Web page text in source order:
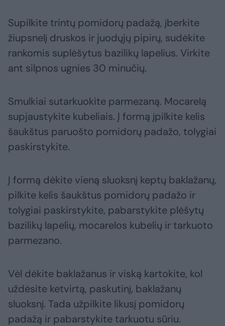
Supilkite trintų pomidorų padažą, įberkite
žiupsnelį druskos ir juodųjų pipirų, sudėkite
rankomis suplėšytus bazilikų lapelius. Virkite
ant silpnos ugnies 30 minučių.
Smulkiai sutarkuokite parmezaną. Mocarelą
supjaustykite kubeliais. Į formą įpilkite kelis
šaukštus paruošto pomidorų padažo, tolygiai
paskirstykite.
Į formą dėkite vieną sluoksnį keptų baklažanų,
pilkite kelis šaukštus pomidorų padažo ir
tolygiai paskirstykite, pabarstykite plėšytų
bazilikų lapelių, mocarelos kubelių ir tarkuoto
parmezano.
Vėl dėkite baklažanus ir viską kartokite, kol
uždėsite ketvirtą, paskutinį, baklažanų
sluoksnį. Tada užpilkite likusį pomidorų
padažą ir pabarstykite tarkuotu sūriu.